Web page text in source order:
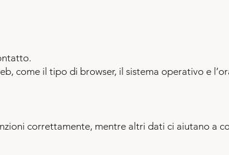
come il tipo di browser, il sistema operativo e
correttamente, mentre altri dati ci aiutano a